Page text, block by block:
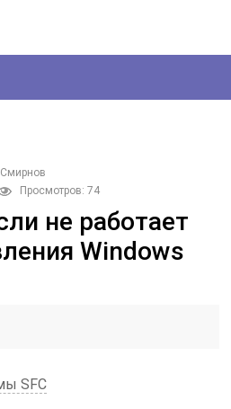
Просмотров: 74
не работает
Windows
SFC